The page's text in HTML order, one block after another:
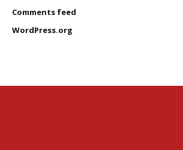
Comments feed
WordPress.org